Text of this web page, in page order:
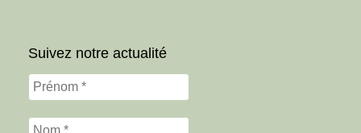
Suivez notre actualité